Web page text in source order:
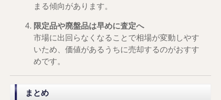
まる傾向があります。
限定品や廃盤品は早めに査定へ
市場に出回らなくなることで相場が変動しやす
いため、価値があるうちに売却するのがおすす
めです。
まとめ